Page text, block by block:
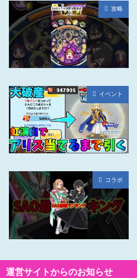
攻略
イベント
コラボ
運営サイトからのお知らせ